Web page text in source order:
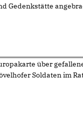
Gedenkstätte
über
Soldaten im